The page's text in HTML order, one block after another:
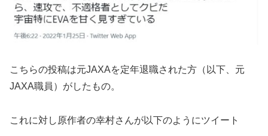
こちらの投稿は元JAXAを定年退職された方（以下、元
JAXA職員）がしたもの。
これに対し原作者の幸村さんが以下のようにツイート